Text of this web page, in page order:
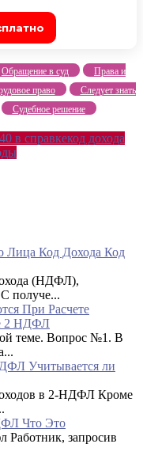
Обращение в суд
Права и
право
Следует знать
Судебное решение
в справкекод дохода
Лица Код Дохода Код
(НДФЛ),
получе...
При Расчете
2 НДФЛ
теме. Вопрос №1. В
Учитывается ли
в 2-НДФЛ Кроме
Что Это
Работник, запросив